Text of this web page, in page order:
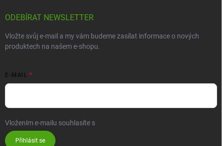
ODEBÍRAT NEWSLETTER
Vložte svůj e-mail a my vám budeme zasílat informace o nových
produktech na našem e-shopu.
E-MAIL
Vložením e-mailu souhlasíte s
Přihlásit se